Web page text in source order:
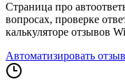
Страница про
вопросах, проверке
калькуляторе отзывов
Автоматизировать